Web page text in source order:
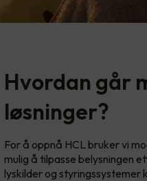
Hvordan går
løsninger?
For å oppnå HCL bruker vi
mulig å tilpasse belysningen
lyskilder og styringssystemer